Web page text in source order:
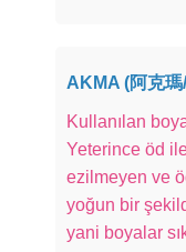
AKMA (阿克瑪
Kullanılan
Yeterince öd
ezilmeyen ve
yoğun bir
yani boyalar